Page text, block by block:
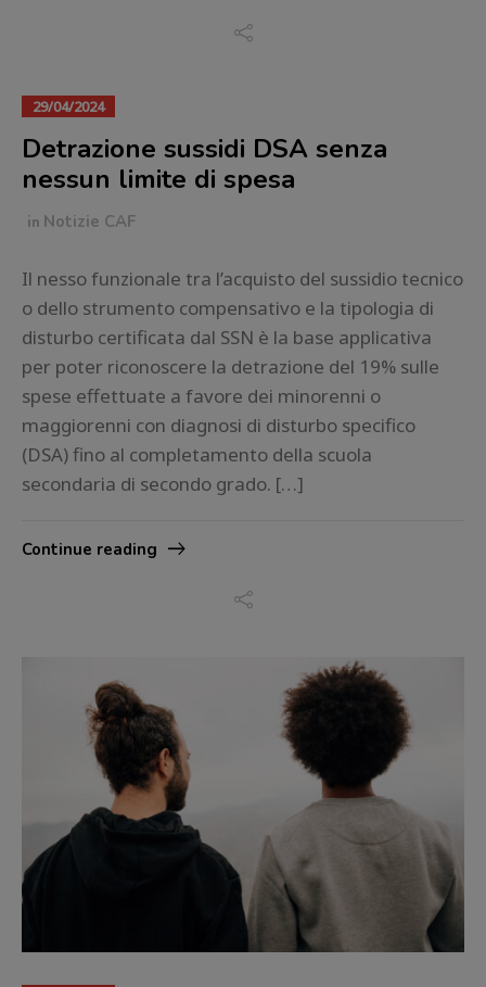
29/04/2024
Detrazione sussidi DSA senza
nessun limite di spesa
in Notizie CAF
Il nesso funzionale tra l’acquisto del sussidio tecnico
o dello strumento compensativo e la tipologia di
disturbo certificata dal SSN è la base applicativa
per poter riconoscere la detrazione del 19% sulle
spese effettuate a favore dei minorenni o
maggiorenni con diagnosi di disturbo specifico
(DSA) fino al completamento della scuola
secondaria di secondo grado. […]
Continue reading